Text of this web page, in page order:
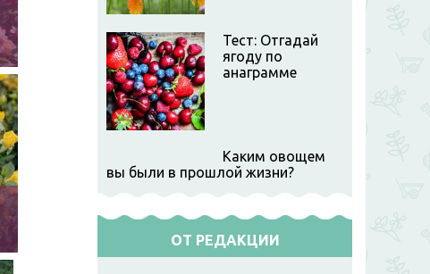
Тест: Отгадай
ягоду по
анаграмме
Каким овощем
вы были в прошлой жизни?
ОТ РЕДАКЦИИ